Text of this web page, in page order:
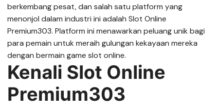
berkembang pesat, dan salah satu platform yang
menonjol dalam industri ini adalah Slot Online
Premium303. Platform ini menawarkan peluang unik bagi
para pemain untuk meraih gulungan kekayaan mereka
dengan bermain game slot online.
Kenali Slot Online
Premium303